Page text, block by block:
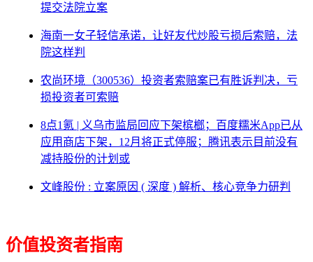
提交法院立案
海南一女子轻信承诺，让好友代炒股亏损后索赔，法
院这样判
农尚环境（300536）投资者索赔案已有胜诉判决，亏
损投资者可索赔
8点1氪 | 义乌市监局回应下架槟榔；百度糯米App已从
应用商店下架，12月将正式停服；腾讯表示目前没有
减持股份的计划或
文峰股份 : 立案原因 ( 深度 ) 解析、核心竞争力研判
价值投资者指南